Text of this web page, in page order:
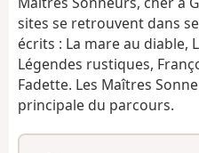
sites se retrouvent dans
écrits : La mare au diable,
Légendes rustiques,
Fadette. Les Maîtres
principale du parcours.